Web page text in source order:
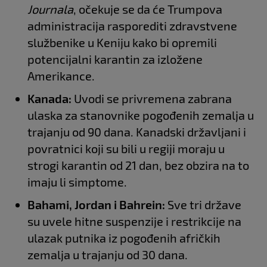
Journala, očekuje se da će Trumpova
administracija rasporediti zdravstvene
službenike u Keniju kako bi opremili
potencijalni karantin za izložene
Amerikance.
Kanada: Uvodi se privremena zabrana
ulaska za stanovnike pogođenih zemalja u
trajanju od 90 dana. Kanadski državljani i
povratnici koji su bili u regiji moraju u
strogi karantin od 21 dan, bez obzira na to
imaju li simptome.
Bahami, Jordan i Bahrein: Sve tri države
su uvele hitne suspenzije i restrikcije na
ulazak putnika iz pogođenih afričkih
zemalja u trajanju od 30 dana.